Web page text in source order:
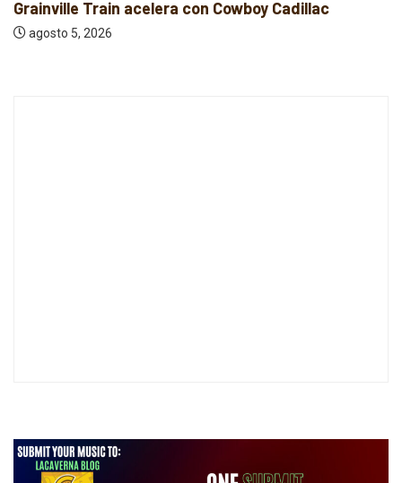
Indie rock, folk y electrónica: estrenos
independientes...